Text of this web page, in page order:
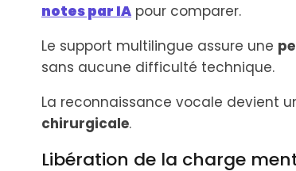
notes par IA pour comparer.
Le support multilingue assure une
sans aucune difficulté technique.
La reconnaissance vocale devient
chirurgicale.
Libération de la charge